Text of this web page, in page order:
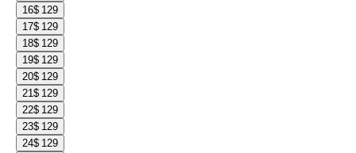
16$ 129
17$ 129
18$ 129
19$ 129
20$ 129
21$ 129
22$ 129
23$ 129
24$ 129